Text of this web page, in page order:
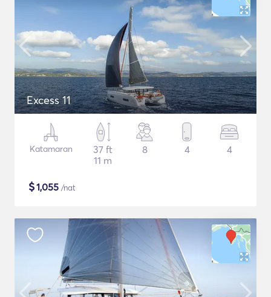
Excess 11
Katamaran
37 ft
11 m
8 4 4
$1,055 /nat